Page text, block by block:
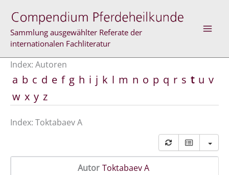
Inhalt
springen
Sammlung ausgewählter Referate der
internationalen Fachliteratur
Index: Autoren
a b c d e f g h i j k l m n o p q r s t u v
w x y z
Index: Toktabaev A
Autor Toktabaev A